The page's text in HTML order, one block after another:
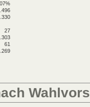
27
61